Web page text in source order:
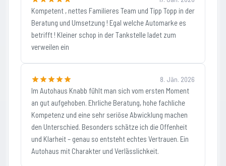
Kompetent , nettes Familieres Team und Tipp Topp in der
Beratung und Umsetzung ! Egal welche Automarke es
betrifft ! Kleiner schop in der Tankstelle ladet zum
verweilen ein
8. Jän. 2026
Im Autohaus Knabb fühlt man sich vom ersten Moment
an gut aufgehoben. Ehrliche Beratung, hohe fachliche
Kompetenz und eine sehr seriöse Abwicklung machen
den Unterschied. Besonders schätze ich die Offenheit
und Klarheit – genau so entsteht echtes Vertrauen. Ein
Autohaus mit Charakter und Verlässlichkeit.